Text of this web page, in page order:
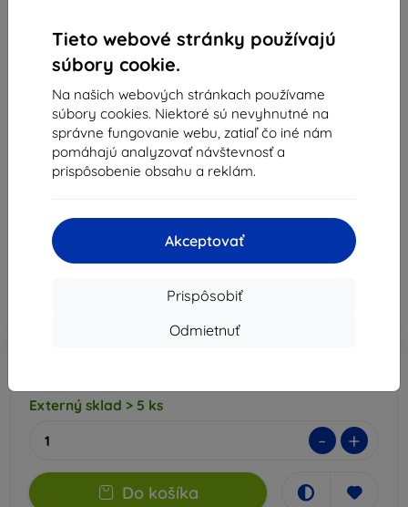
Tieto webové stránky používajú
súbory cookie.
Na našich webových stránkach používame
súbory cookies. Niektoré sú nevyhnutné na
správne fungovanie webu, zatiaľ čo iné nám
pomáhajú analyzovať návštevnosť a
prispôsobenie obsahu a reklám.
Akceptovať
Prispôsobiť
Odmietnuť
3MK FlexibleGlass Motorola
Moto G100 5G hybridné sklo
(5903108385558)
Vhodné pre: Motorola Moto G100
8,91 €
8,02 €
Zľava s kupónom EXTRA10
Externý sklad > 5 ks
- +
Do košíka